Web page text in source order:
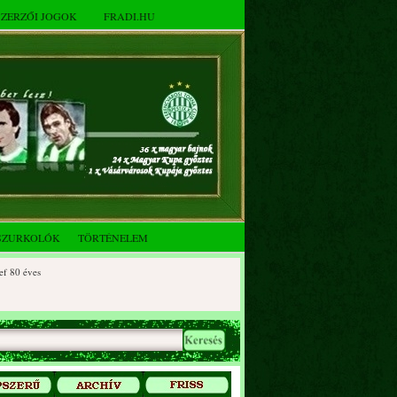
JOGOK FRADI.HU
TÖRTÉNELEM
éves
éves